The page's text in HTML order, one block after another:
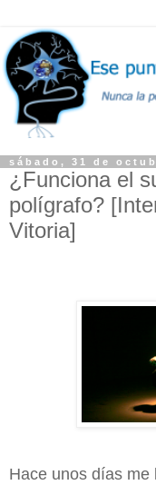
sábado, 31 de
¿Funciona el
polígrafo?
Vitoria]
Hace unos días me